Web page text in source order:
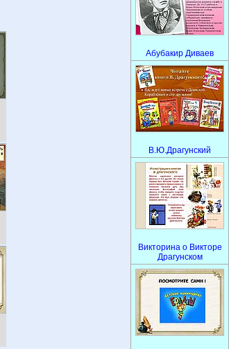
Абубакир Диваев
В.Ю.Драгунский
Викторина о Викторе
Драгунском